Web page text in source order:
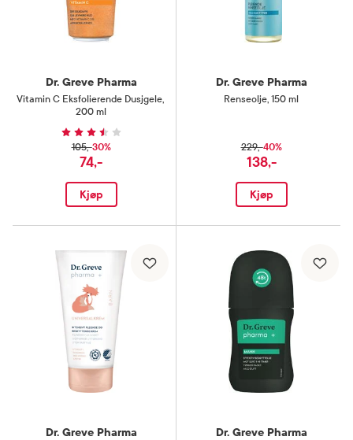
Dr. Greve Pharma
Vitamin C Eksfolierende Dusjgele,
200 ml
105,-30%
74,-
Kjøp
Dr. Greve Pharma
Renseolje, 150 ml
229,-40%
138,-
Kjøp
Dr. Greve Pharma Dr. Greve Pharma